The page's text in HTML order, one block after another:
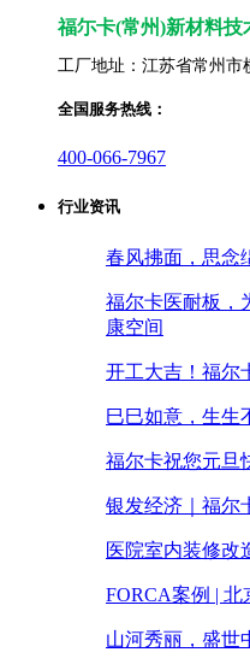
福尓卡(常州)新材料技
工厂地址：江苏省常州市
全国服务热线：
400-066-7967
行业资讯
春风拂面，思念
福尔卡医耐板，
康空间
开工大吉！福尔
巳巳如意，生生
福尔卡祝您元旦
银发经济｜福尔
医院室内装修改
FORCA案例 |
山河秀丽，盛世